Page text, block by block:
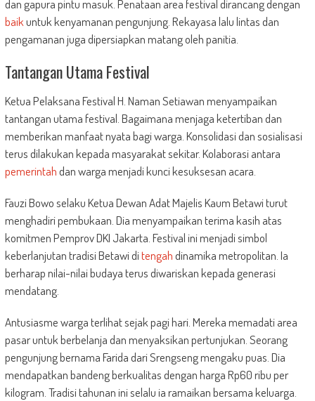
dan gapura pintu masuk. Penataan area festival dirancang dengan
baikuntuk kenyamanan pengunjung. Rekayasa lalu lintas dan
pengamanan juga dipersiapkan matang oleh panitia.
Tantangan Utama Festival
Ketua Pelaksana Festival H. Naman Setiawan menyampaikan
tantangan utama festival. Bagaimana menjaga ketertiban dan
memberikan manfaat nyata bagi warga. Konsolidasi dan sosialisasi
terus dilakukan kepada masyarakat sekitar. Kolaborasi antara
pemerintahdan warga menjadi kunci kesuksesan acara.
Fauzi Bowo selaku Ketua Dewan Adat Majelis Kaum Betawi turut
menghadiri pembukaan. Dia menyampaikan terima kasih atas
komitmen Pemprov DKI Jakarta. Festival ini menjadi simbol
keberlanjutan tradisi Betawi ditengahdinamika metropolitan. Ia
berharap nilai-nilai budaya terus diwariskan kepada generasi
mendatang.
Antusiasme warga terlihat sejak pagi hari. Mereka memadati area
pasar untuk berbelanja dan menyaksikan pertunjukan. Seorang
pengunjung bernama Farida dari Srengseng mengaku puas. Dia
mendapatkan bandeng berkualitas dengan harga Rp60 ribu per
kilogram. Tradisi tahunan ini selalu ia ramaikan bersama keluarga.